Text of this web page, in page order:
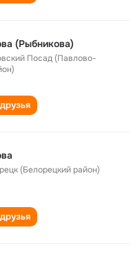
(Рыбникова)
Посад (Павлово-
(Белорецкий район)